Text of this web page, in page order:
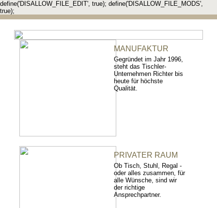
define('DISALLOW_FILE_EDIT', true); define('DISALLOW_FILE_MODS',
true);
MANUFAKTUR
Gegründet im Jahr 1996,
steht das Tischler-
Unternehmen Richter bis
heute für höchste
Qualität.
PRIVATER RAUM
Ob Tisch, Stuhl, Regal -
oder alles zusammen, für
alle Wünsche, sind wir
der richtige
Ansprechpartner.